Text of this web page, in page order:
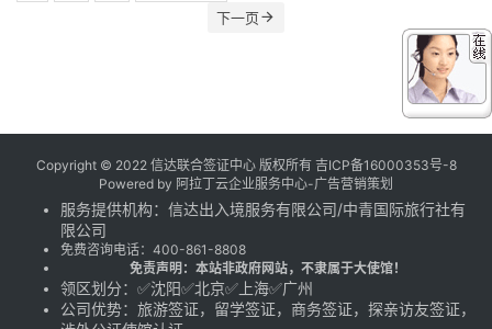
下一页
Copyright © 2022 信达联合签证中心 版权所有 吉ICP备16000353号-8
Powered by 阿拉丁云企业服务中心-广告营销策划
服务提供机构： 信达出入境服务有限公司/中青国际旅行社有
限公司
免费咨询电话： 400-861-8808
免责声明：本站非政府网站，不隶属于大使馆！
领区划分：✅沈阳✅北京✅上海✅广州
公司优势：旅游签证，留学签证，商务签证，探亲访友签证，